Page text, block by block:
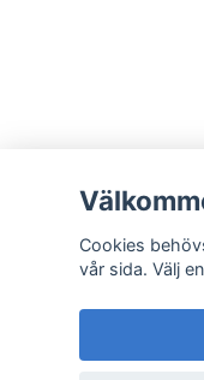
Cookies
vår sida. Välj